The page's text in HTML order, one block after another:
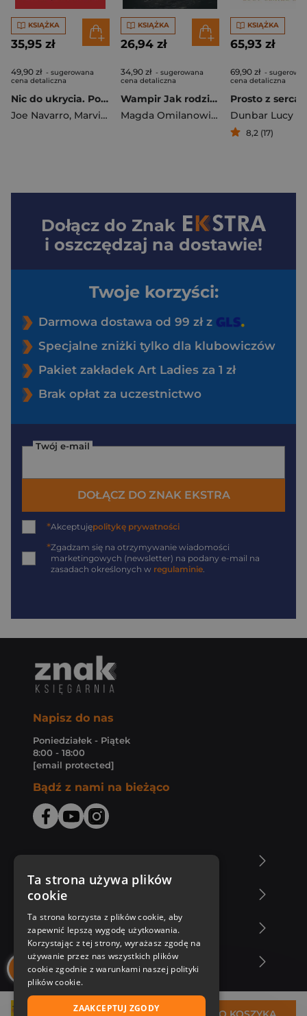
KSIĄŻKA
35,95 zł
49,90 zł - sugerowana
cena detaliczna
Nic do ukrycia. Poznaj mowę ciała z agentem FBI
Joe Navarro, Marvin Karlins
KSIĄŻKA
26,94 zł
34,90 zł - sugerowana
cena detaliczna
Wampir Jak rodzi się zło
Magda Omilanowicz
KSIĄŻKA
65,93 zł
69,90 zł -
cena detaliczna
Dunbar Lucy
8,2 (17)
Dołącz do Znak
i oszczędzaj na dostawie!
Twoje korzyści:
Darmowa dostawa od 99 zł z
Specjalne zniżki tylko dla klubowiczów
Pakiet zakładek Art Ladies za 1 zł
Brak opłat za uczestnictwo
Twój e-mail
DOŁĄCZ DO ZNAK EKSTRA
*Akceptujępolitykę prywatności
*Zgadzam się na otrzymywanie wiadomości
marketingowych (newsletter) na podany e-mail na
zasadach określonych w regulaminie
Napisz do nas
Poniedziałek - Piątek
8:00 - 18:00
[email protected]
Bądź z nami na bieżąco
Zakupy u nas
Nasza oferta
Nasi autorzy
Ta strona używa plików
cookie
Ta strona korzysta z plików cookie, aby
zapewnić lepszą wygodę użytkowania.
Korzystając z tej strony, wyrażasz zgodę na
używanie przez nas wszystkich plików
cookie zgodnie z warunkami naszej polityki
plików cookie.
ZAAKCEPTUJ ZGODY